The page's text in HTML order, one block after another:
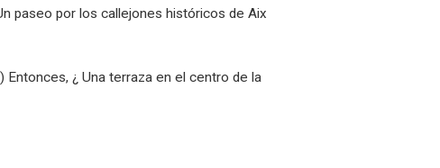
paseo por los callejones históricos de Aix
Entonces, ¿ Una terraza en el centro de la